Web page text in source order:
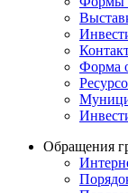
Форма
Обращения